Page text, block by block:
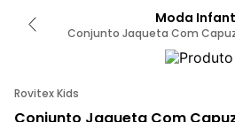
Moda
Conjunto Jaqueta Com Capuz
Cinza 14 / Cinza
Rovitex Kids